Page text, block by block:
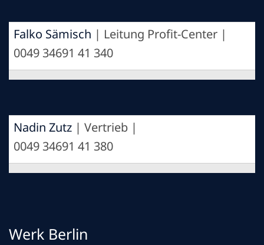
Falko Sämisch | Leitung Profit-Center |
0049 34691 41 340
Nadin Zutz | Vertrieb |
0049 34691 41 380
Werk Berlin